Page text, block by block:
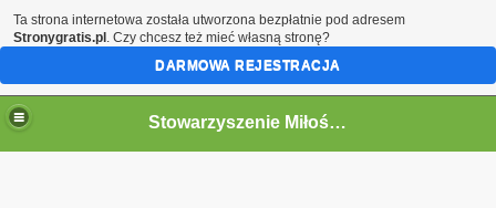
Stowarzyszenie Miłośników Kolei w Jaworzynie Śląskiej.
Ta strona internetowa została utworzona bezpłatnie pod adresem
Stronygratis.pl . Czy chcesz też mieć własną stronę?
DARMOWA REJESTRACJA